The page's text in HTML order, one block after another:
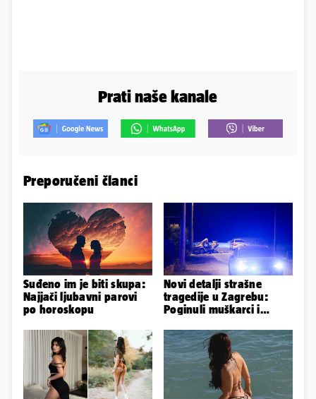
Prati naše kanale
Preporučeni članci
Suđeno im je biti skupa:
Najjači ljubavni parovi
po horoskopu
Novi detalji strašne
tragedije u Zagrebu:
Poginuli muškarci i
policiji